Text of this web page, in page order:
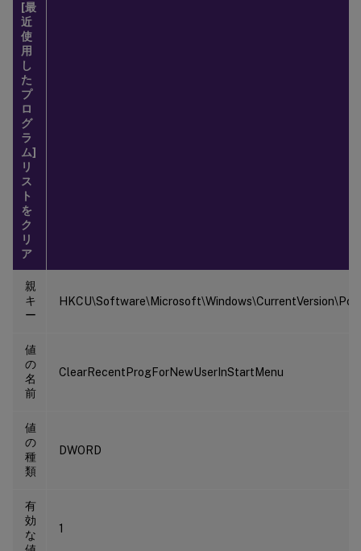
[最
近
使
用
し
た
プ
ロ
グ
ラ
ム]
リ
ス
ト
を
ク
リ
ア
親
キ
ー
値
の
名
前
ClearRecentProgForNewUserInStartMenu
値
の
種
類
DWORD
有
効
な
1